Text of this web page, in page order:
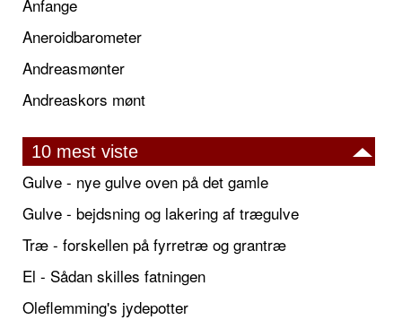
Anfange
Aneroidbarometer
Andreasmønter
Andreaskors mønt
10 mest viste
Gulve - nye gulve oven på det gamle
Gulve - bejdsning og lakering af trægulve
Træ - forskellen på fyrretræ og grantræ
El - Sådan skilles fatningen
Oleflemming's jydepotter